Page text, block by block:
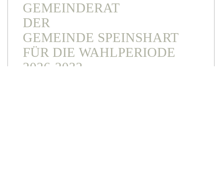
GEMEINDERAT
DER
GEMEINDE SPEINSHART
FÜR DIE WAHLPERIODE
2026-2032